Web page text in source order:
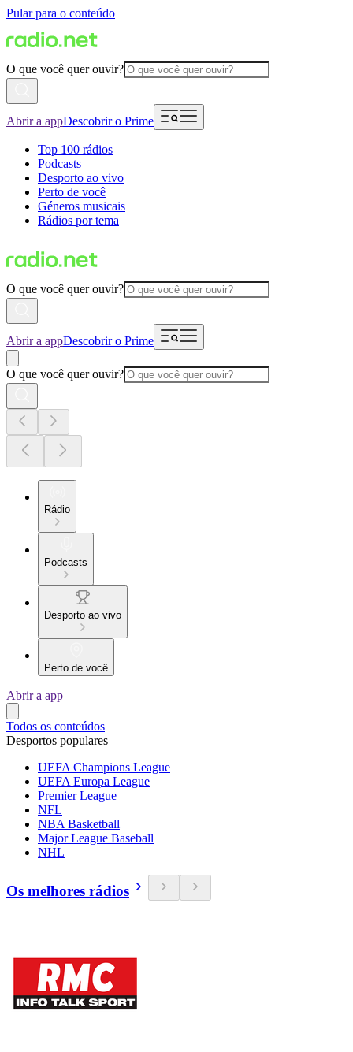
Pular para o conteúdo
O que você quer ouvir?
Abrir a appDescobrir o Prime
Top 100 rádios
Podcasts
Desporto ao vivo
Perto de você
Géneros musicais
Rádios por tema
O que você quer ouvir?
Abrir a appDescobrir o Prime
O que você quer ouvir?
Rádio
Podcasts
Desporto ao vivo
Perto de você
Abrir a app
Todos os conteúdos
Desportos populares
UEFA Champions League
UEFA Europa League
Premier League
NFL
NBA Basketball
Major League Baseball
NHL
Os melhores rádios